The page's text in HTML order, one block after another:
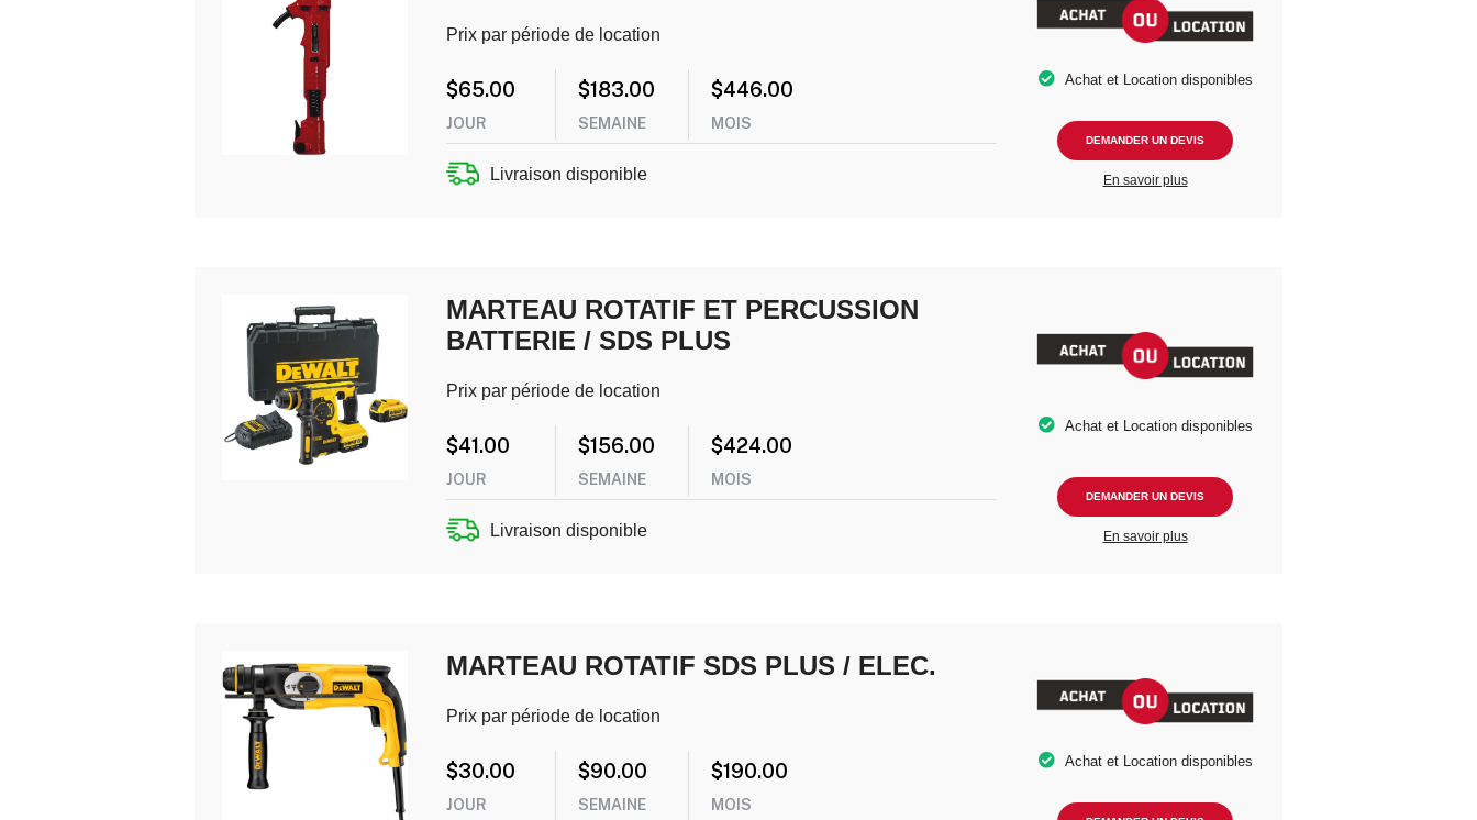
Prix par période de location
$65.00
JOUR
$183.00
SEMAINE
$446.00
MOIS
Livraison disponible
Achat et Location disponibles
DEMANDER UN DEVIS
En savoir plus
MARTEAU ROTATIF ET PERCUSSION
BATTERIE / SDS PLUS
Prix par période de location
$41.00
JOUR
$156.00
SEMAINE
$424.00
MOIS
Livraison disponible
Achat et Location disponibles
DEMANDER UN DEVIS
En savoir plus
MARTEAU ROTATIF SDS PLUS / ELEC.
Prix par période de location
$30.00
JOUR
$90.00
SEMAINE
$190.00
MOIS
Achat et Location disponibles